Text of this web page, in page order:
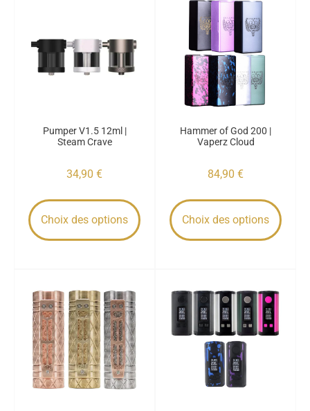
Pumper V1.5 12ml |
Steam Crave
34,90 €
Choix des options
Hammer of God 200 |
Vaperz Cloud
84,90 €
Choix des options